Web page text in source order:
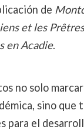
de
et les
en Acadie.
no solo
sino que
para el